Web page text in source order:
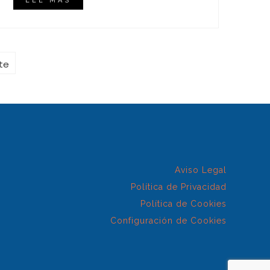
Aviso Legal
Política de Privacidad
Política de Cookies
Configuración de Cookies